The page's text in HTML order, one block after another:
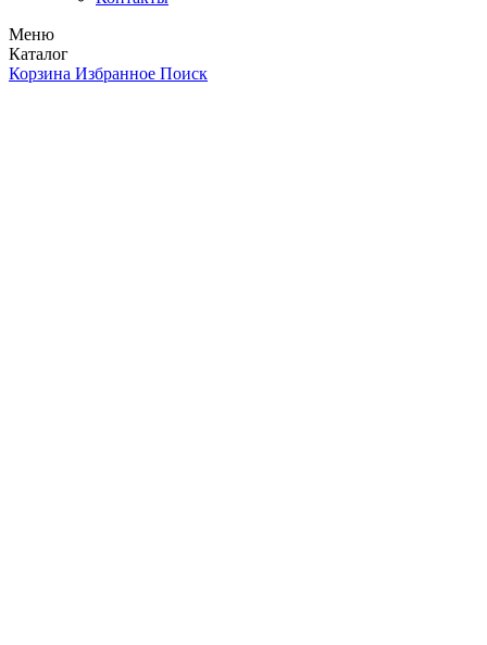
Меню
Каталог
Корзина Избранное Поиск